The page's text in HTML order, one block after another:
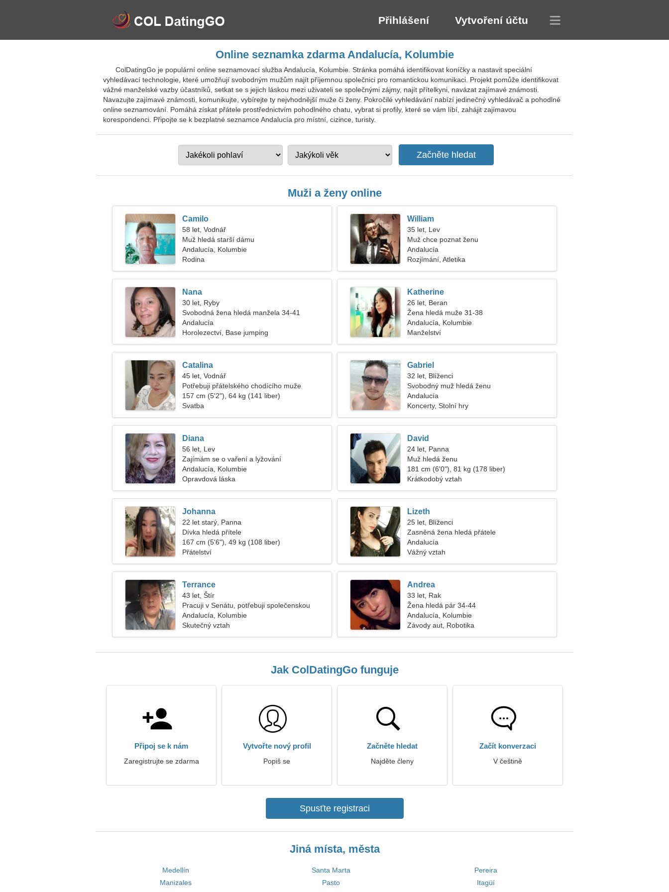
Přihlášení Vytvoření účtu
Online seznamka zdarma Andalucía, Kolumbie
ColDatingGo je populární online seznamovací služba Andalucía, Kolumbie. Stránka pomáhá identifikovat koníčky a nastavit speciální
vyhledávací technologie, které umožňují svobodným mužům najít příjemnou společnici pro romantickou komunikaci. Projekt pomůže identifikovat
vážné manželské vazby účastníků, setkat se s jejich láskou mezi uživateli se společnými zájmy, najít přítelkyni, navázat zajímavé známosti.
Navazujte zajímavé známosti, komunikujte, vybírejte ty nejvhodnější muže či ženy. Pokročilé vyhledávání nabízí jedinečný vyhledávač a pohodlné
online seznamování. Pomáhá získat přátele prostřednictvím pohodlného chatu, vybrat si profily, které se vám líbí, zahájit zajímavou
korespondenci. Připojte se k bezplatné seznamce Andalucía pro místní, cizince, turisty.
Muži a ženy online
Camilo
58 let, Vodnář
Muž hledá starší dámu
Andalucía, Kolumbie
Rodina
William
35 let, Lev
Muž chce poznat ženu
Andalucía
Rozjímání, Atletika
Nana
30 let, Ryby
Svobodná žena hledá manžela 34-41
Andalucía
Horolezectví, Base jumping
Katherine
26 let, Beran
Žena hledá muže 31-38
Andalucía, Kolumbie
Manželství
Catalina
45 let, Vodnář
Potřebuji přátelského chodícího muže
157 cm (5'2"), 64 kg (141 liber)
Svatba
Gabriel
32 let, Blíženci
Svobodný muž hledá ženu
Andalucía
Koncerty, Stolní hry
Diana
56 let, Lev
Zajímám se o vaření a lyžování
Andalucía, Kolumbie
Opravdová láska
David
24 let, Panna
Muž hledá ženu
181 cm (6'0"), 81 kg (178 liber)
Krátkodobý vztah
Johanna
22 let starý, Panna
Dívka hledá přítele
167 cm (5'6"), 49 kg (108 liber)
Přátelství
Lizeth
25 let, Blíženci
Zasněná žena hledá přátele
Andalucía
Vážný vztah
Terrance
43 let, Štír
Pracuji v Senátu, potřebuji společenskou
ženu
Andalucía, Kolumbie
Skutečný vztah
Andrea
33 let, Rak
Žena hledá pár 34-44
Andalucía, Kolumbie
Závody aut, Robotika
Jak ColDatingGo funguje
Připoj se k nám
Zaregistrujte se zdarma
Vytvořte nový profil
Popiš se
Začněte hledat
Najděte členy
Začít konverzaci
V češtině
Spusťte registraci
Jiná místa, města
Medellín Santa Marta
Pereira
Manizales
Pasto
Itagüí